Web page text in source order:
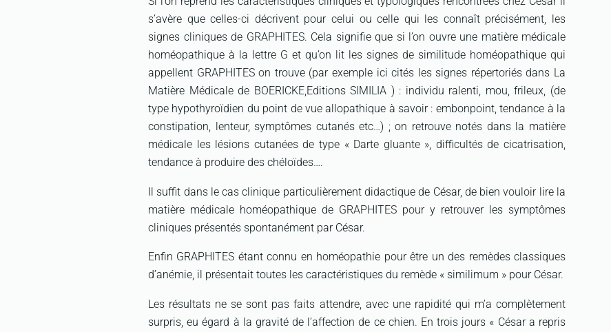
s’avère que celles-ci décrivent pour celui ou celle qui les connaît précisément, les
signes cliniques de GRAPHITES. Cela signifie que si l’on ouvre une matière médicale
homéopathique à la lettre G et qu’on lit les signes de similitude homéopathique qui
appellent GRAPHITES on trouve (par exemple ici cités les signes répertoriés dans La
Matière Médicale de BOERICKE,Editions SIMILIA ) : individu ralenti, mou, frileux, (de
type hypothyroïdien du point de vue allopathique à savoir : embonpoint, tendance à la
constipation, lenteur, symptômes cutanés etc…) ; on retrouve notés dans la matière
médicale les lésions cutanées de type « Darte gluante », difficultés de cicatrisation,
tendance à produire des chéloïdes….
Il suffit dans le cas clinique particulièrement didactique de César, de bien vouloir lire la
matière médicale homéopathique de GRAPHITES pour y retrouver les symptômes
cliniques présentés spontanément par César.
Enfin GRAPHITES étant connu en homéopathie pour être un des remèdes classiques
d’anémie, il présentait toutes les caractéristiques du remède « similimum » pour César.
Les résultats ne se sont pas faits attendre, avec une rapidité qui m’a complètement
surpris, eu égard à la gravité de l’affection de ce chien. En trois jours « César a repris